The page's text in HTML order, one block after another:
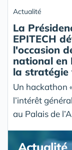
Actualité
La
EPITECH
l'occasion
national en
la stratégie
Un hackathon
l’intérêt
au Palais de
Actualité